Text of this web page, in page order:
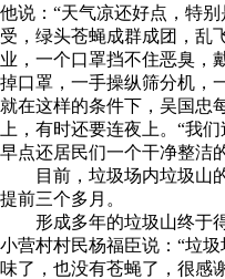
他说：“天气凉还好点，特
受，绿头苍蝇成群成团，乱
业，一个口罩挡不住恶臭，
掉口罩，一手操纵筛分机，
就在这样的条件下，吴国忠
上，有时还要连夜上。“我
早点还居民们一个干净整洁
目前，垃圾场内垃圾山
提前三个多月。
形成多年的垃圾山终于
小营村村民杨福臣说：“垃
味了，也没有苍蝇了，很感